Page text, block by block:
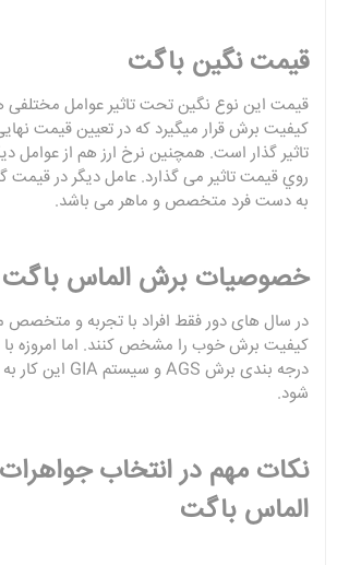
قیمت نگین باگت
قیمت این نوع نگین تحت تاثیر عوامل
کیفیت برش قرار میگیرد که در تعیین قیمت
تاثیر گذار است. همچنین نرخ ارز هم از عوامل
روي قیمت تاثیر می گذارد. عامل دیگر در قیمت
به دست فرد متخصص و ماهر می باشد.
خصوصیات برش الماس باگت
در سال های دور فقط افراد با تجربه و متخصص
کیفیت برش خوب را مشخص کنند. اما امروزه با
درجه بندی برش AGSو سیستم GIA این کار
شود.
نکات مهم در انتخاب
الماس باگت